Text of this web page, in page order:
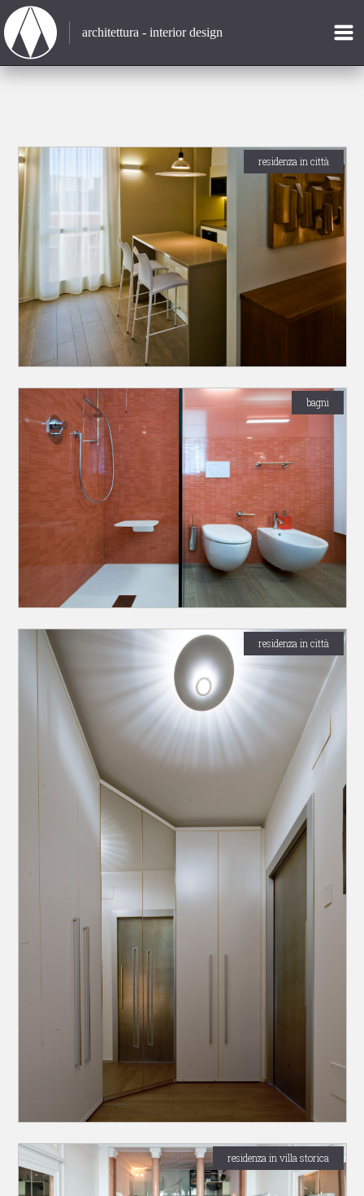
architettura - interior design
residenza in città
bagni
residenza in città
residenza in villa storica